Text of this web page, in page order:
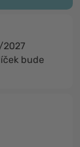
2027
bude